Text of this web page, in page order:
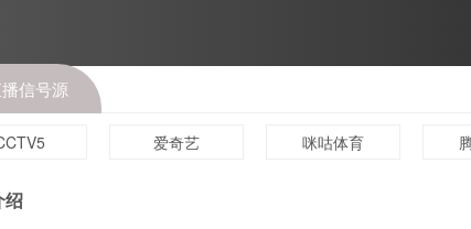
信号源
爱奇艺 咪咕体育
绍